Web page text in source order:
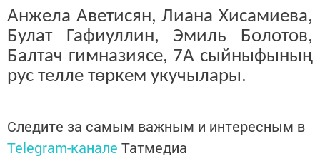
Анжела Аветисян, Лиана Хисамиева,
Булат Гафиуллин, Эмиль Болотов,
Балтач гимназиясе, 7А сыйныфының
рус телле төркем укучылары.
Следите за самым важным и интересным в
Telegram-канале Татмедиа